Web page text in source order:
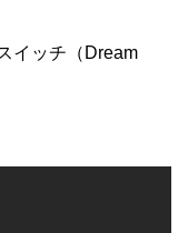
イッチ（Dream